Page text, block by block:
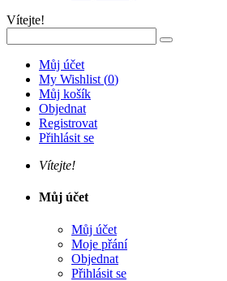
Vítejte!
Můj účet
My Wishlist (0)
Můj košík
Objednat
Registrovat
Přihlásit se
Vítejte!
Můj účet
Můj účet
Moje přání
Objednat
Přihlásit se